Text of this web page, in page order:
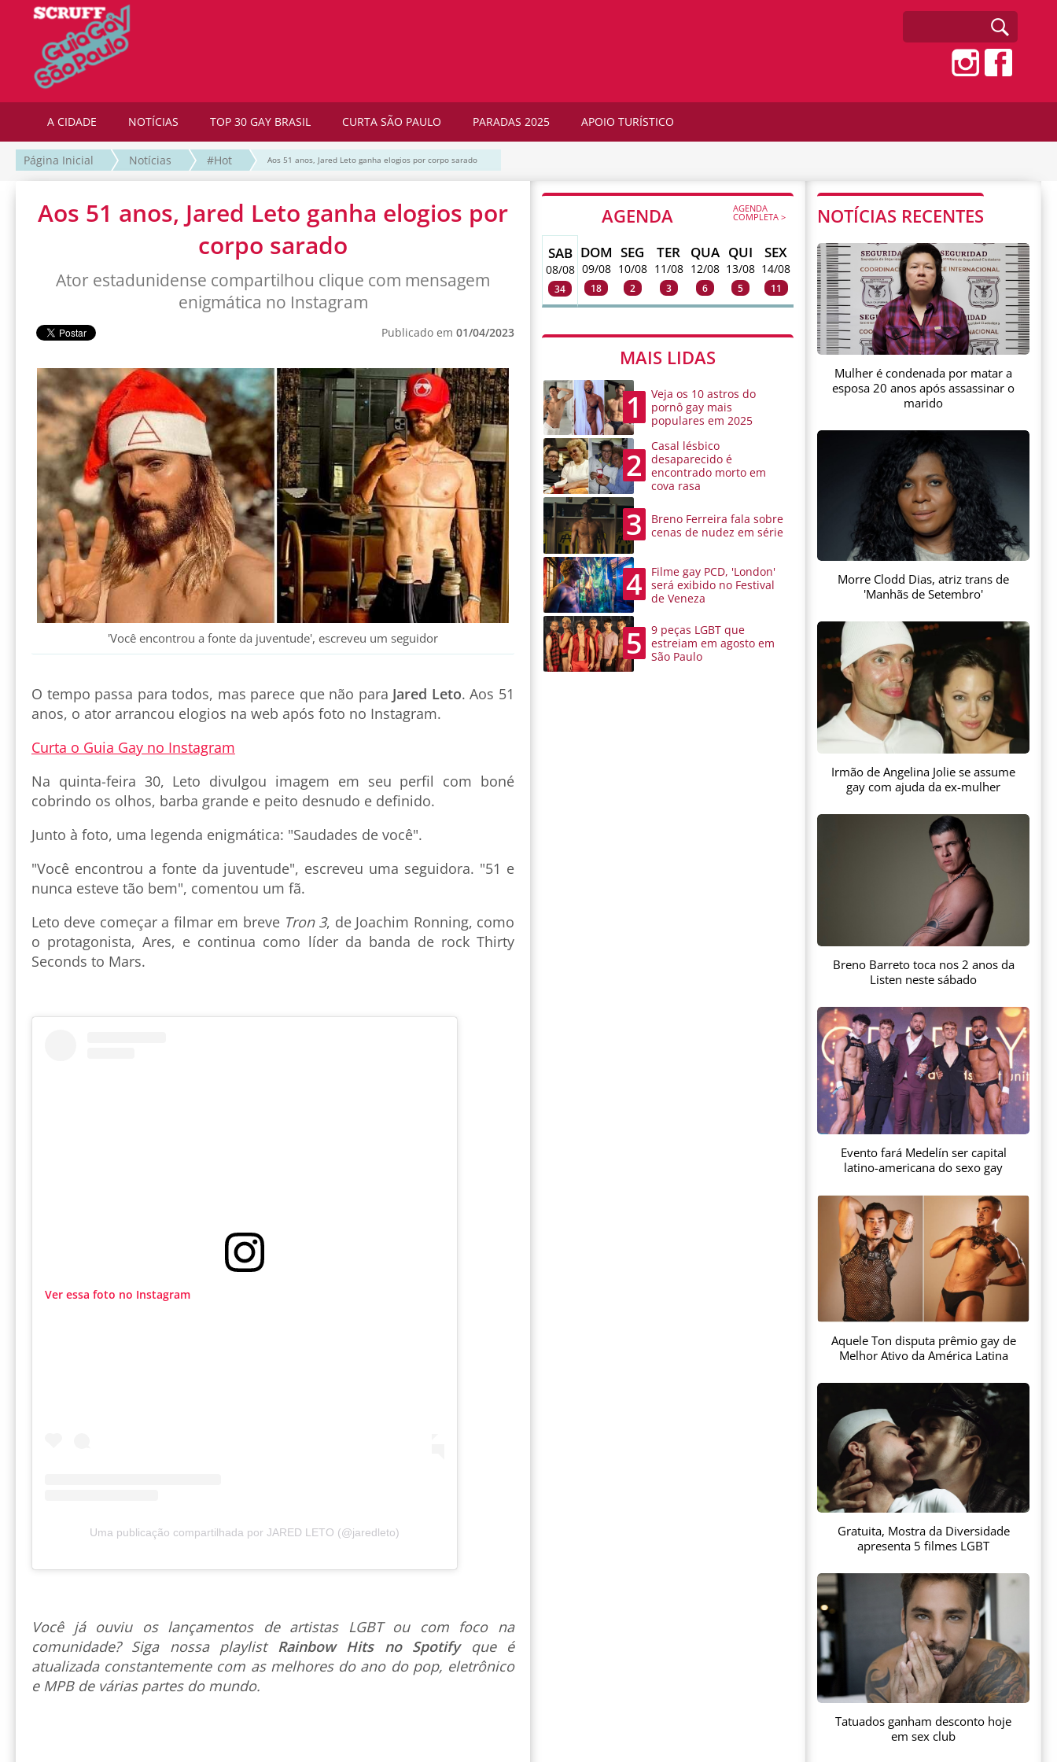
A CIDADE NOTÍCIAS TOP 30 GAY BRASIL CURTA SÃO PAULO PARADAS 2025 APOIO TURÍSTICO
Página Inicial Notícias #Hot Aos 51 anos, Jared Leto ganha elogios por corpo sarado
Aos 51 anos, Jared Leto ganha elogios por
corpo sarado
Ator estadunidense compartilhou clique com mensagem
enigmática no Instagram
Publicado em 01/04/2023
'Você encontrou a fonte da juventude', escreveu um seguidor
O tempo passa para todos, mas parece que não para Jared Leto. Aos 51
anos, o ator arrancou elogios na web após foto no Instagram.
Curta o Guia Gay no Instagram
Na quinta-feira 30, Leto divulgou imagem em seu perfil com boné
cobrindo os olhos, barba grande e peito desnudo e definido.
Junto à foto, uma legenda enigmática: "Saudades de você".
"Você encontrou a fonte da juventude", escreveu uma seguidora. "51 e
nunca esteve tão bem", comentou um fã.
Leto deve começar a filmar em breve Tron 3, de Joachim Ronning, como
o protagonista, Ares, e continua como líder da banda de rock Thirty
Seconds to Mars.
Ver essa foto no Instagram
Uma publicação compartilhada por JARED LETO (@jaredleto)
Você já ouviu os lançamentos de artistas LGBT ou com foco na
comunidade? Siga nossa playlist Rainbow Hits no Spotify que é
atualizada constantemente com as melhores do ano do pop, eletrônico
e MPB de várias partes do mundo.
AGENDA AGENDA
COMPLETA >
SAB
08/08
34
DOM
09/08
18
SEG
10/08
2
TER
11/08
3
QUA
12/08
6
QUI
13/08
5
SEX
14/08
11
MAIS LIDAS
1
Veja os 10 astros do
pornô gay mais
populares em 2025
2
Casal lésbico
desaparecido é
encontrado morto em
cova rasa
3
Breno Ferreira fala sobre
cenas de nudez em série
4
Filme gay PCD, 'London'
será exibido no Festival
de Veneza
5
9 peças LGBT que
estreiam em agosto em
São Paulo
NOTÍCIAS RECENTES
Mulher é condenada por matar a
esposa 20 anos após assassinar o
marido
Morre Clodd Dias, atriz trans de
'Manhãs de Setembro'
Irmão de Angelina Jolie se assume
gay com ajuda da ex-mulher
Breno Barreto toca nos 2 anos da
Listen neste sábado
Evento fará Medelín ser capital
latino-americana do sexo gay
Aquele Ton disputa prêmio gay de
Melhor Ativo da América Latina
Gratuita, Mostra da Diversidade
apresenta 5 filmes LGBT
Tatuados ganham desconto hoje
em sex club